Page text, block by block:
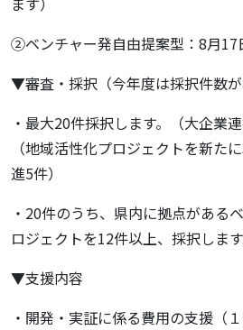
②ベンチャー発自由提案型：8月17
▼審査・採択（今年度は採択件数が
・最大20件採択します。（大企業
（地域活性化プロジェクトを新た
進5件）
・20件のうち、県内に拠点がある
ロジェクトを12件以上、採択します
▼支援内容
・開発・実証に係る費用の支援（